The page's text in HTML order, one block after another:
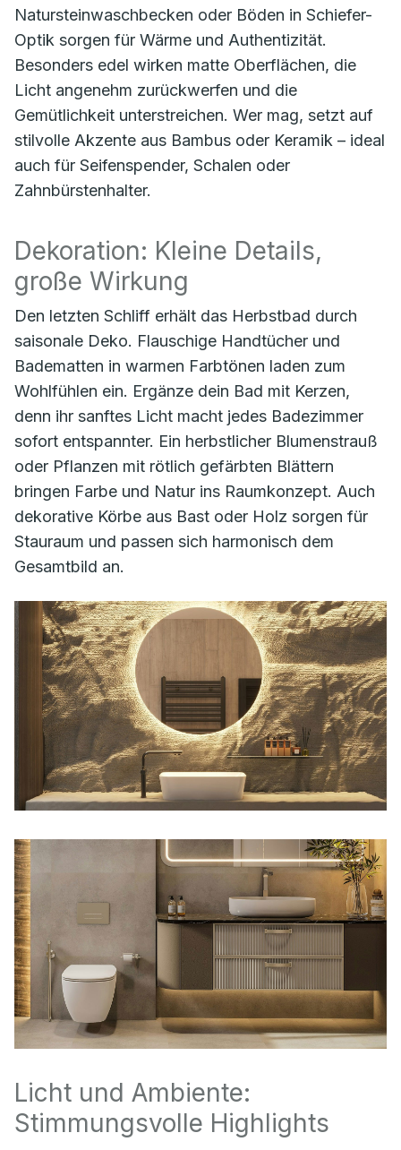
Natursteinwaschbecken oder Böden in Schiefer-
Optik sorgen für Wärme und Authentizität.
Besonders edel wirken matte Oberflächen, die
Licht angenehm zurückwerfen und die
Gemütlichkeit unterstreichen. Wer mag, setzt auf
stilvolle Akzente aus Bambus oder Keramik – ideal
auch für Seifenspender, Schalen oder
Zahnbürstenhalter.
Dekoration: Kleine Details,
große Wirkung
Den letzten Schliff erhält das Herbstbad durch
saisonale Deko. Flauschige Handtücher und
Badematten in warmen Farbtönen laden zum
Wohlfühlen ein. Ergänze dein Bad mit Kerzen,
denn ihr sanftes Licht macht jedes Badezimmer
sofort entspannter. Ein herbstlicher Blumenstrauß
oder Pflanzen mit rötlich gefärbten Blättern
bringen Farbe und Natur ins Raumkonzept. Auch
dekorative Körbe aus Bast oder Holz sorgen für
Stauraum und passen sich harmonisch dem
Gesamtbild an.
Licht und Ambiente:
Stimmungsvolle Highlights